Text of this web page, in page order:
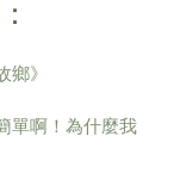
鄉》
單啊！為什麼我